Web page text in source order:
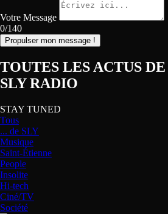
Votre Message
0/140
Propulser mon message !
TOUTES LES ACTUS DE
SLY RADIO
STAY TUNED
Tous
... de SLY
Musique
Saint-Étienne
People
Insolite
Hi-tech
Ciné/TV
Société